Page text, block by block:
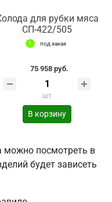
для рубки мяса
СП-422/505
под заказ
75 958 руб.
шт
В корзину
можно посмотреть в
будет зависеть